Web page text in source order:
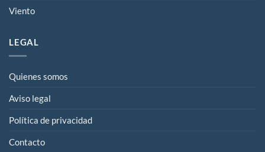
Viento
LEGAL
Quienes somos
Aviso legal
Política de privacidad
Contacto